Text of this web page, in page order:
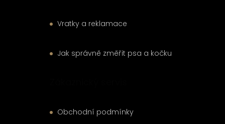
Vratky a reklamace
Jak správně změřit psa a kočku
Obchodní podmínky